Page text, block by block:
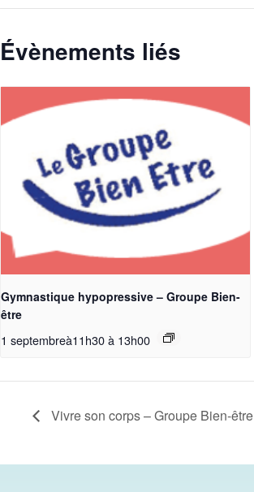
Évènements liés
Gymnastique hypopressive – Groupe Bien-
être
1 septembreà11h30à 13h00
Vivre son corps – Groupe Bien-être